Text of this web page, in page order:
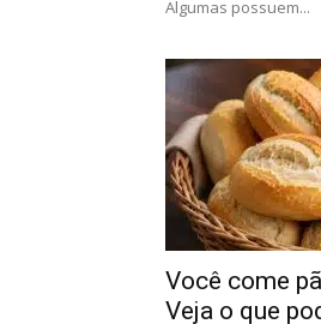
Algumas possuem...
Você come
Veja o que